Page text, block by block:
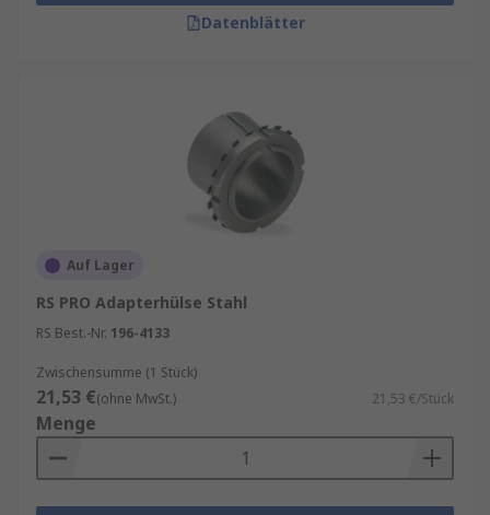
Datenblätter
Auf Lager
RS PRO Adapterhülse Stahl
RS Best.-Nr. 196-4133
Zwischensumme (1 Stück)
21,53 €(ohne MwSt.) 21,53 €/Stück
Menge